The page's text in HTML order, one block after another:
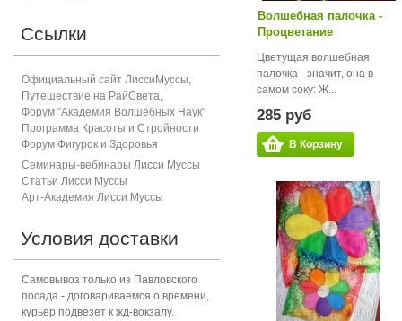
Волшебная палочка -
Процветание
Цветущая волшебная
палочка - значит, она в
самом соку: Ж...
285 руб
В Корзину
Ссылки
Официальный сайт ЛиссиМуссы,
Путешествие на РайСвета,
Форум "Академия Волшебных Наук"
Программа Красоты и Стройности
Форум Фигурок и Здоровья
Семинары-вебинары Лисси Муссы
Статьи Лисси Муссы
Арт-Академия Лисси Муссы
Условия доставки
Самовывоз только из Павловского
посада - договариваемся о времени,
курьер подвезет к жд-вокзалу.